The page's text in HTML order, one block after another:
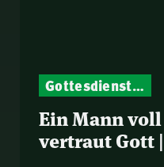
Gottesdienst-Botschaften – Jeden Sonntag neu: Aktuelle Predigten vom Mitternachtsruf
Ein Mann voll
vertraut Gott